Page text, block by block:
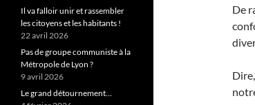
De
Il va falloir unir et rassembler
les citoyens et les habitants !
22 avril 2026
Pas de groupe communiste à la
Métropole de Lyon ?
9 avril 2026
Le grand détournement…